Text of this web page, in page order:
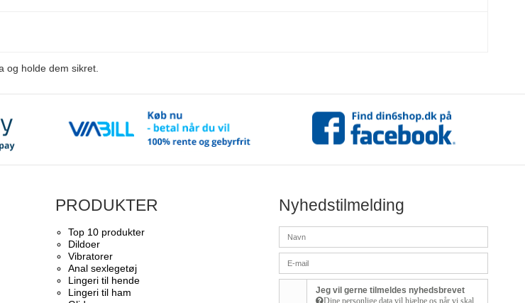
og holde dem sikret.
PRODUKTER
Top 10 produkter​
Dildoer
Vibratorer
Anal sexlegetøj
Lingeri til hende
Lingeri til ham
Nyhedstilmelding
Jeg vil gerne tilmeldes nyhedsbrevet
Dine personlige data vil hjælpe os når vi skal